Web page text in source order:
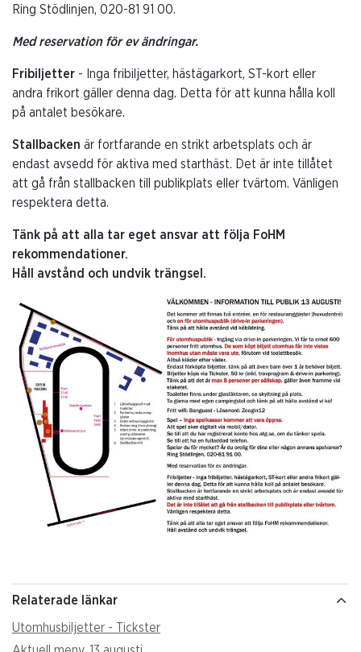
Ring Stödlinjen, 020-81 91 00.
Med reservation för ev ändringar.
Fribiljetter - Inga fribiljetter, hästägarkort, ST-kort eller
andra frikort gäller denna dag. Detta för att kunna hålla koll
på antalet besökare.
Stallbacken är fortfarande en strikt arbetsplats och är
endast avsedd för aktiva med starthäst. Det är inte tillåtet
att gå från stallbacken till publikplats eller tvärtom. Vänligen
respektera detta.
Tänk på att alla tar eget ansvar att följa FoHM
rekommendationer.
Håll avstånd och undvik trängsel.
Relaterade länkar
Utomhusbiljetter - Tickster